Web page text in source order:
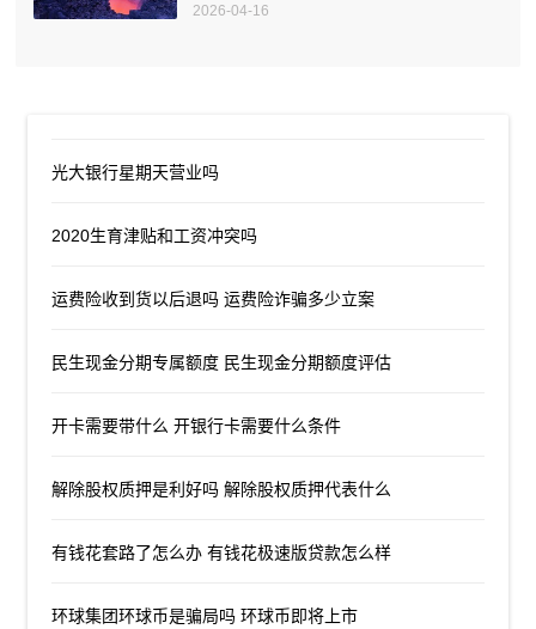
2026-04-16
光大银行星期天营业吗
2020生育津贴和工资冲突吗
运费险收到货以后退吗 运费险诈骗多少立案
民生现金分期专属额度 民生现金分期额度评估
开卡需要带什么 开银行卡需要什么条件
解除股权质押是利好吗 解除股权质押代表什么
有钱花套路了怎么办 有钱花极速版贷款怎么样
环球集团环球币是骗局吗 环球币即将上市